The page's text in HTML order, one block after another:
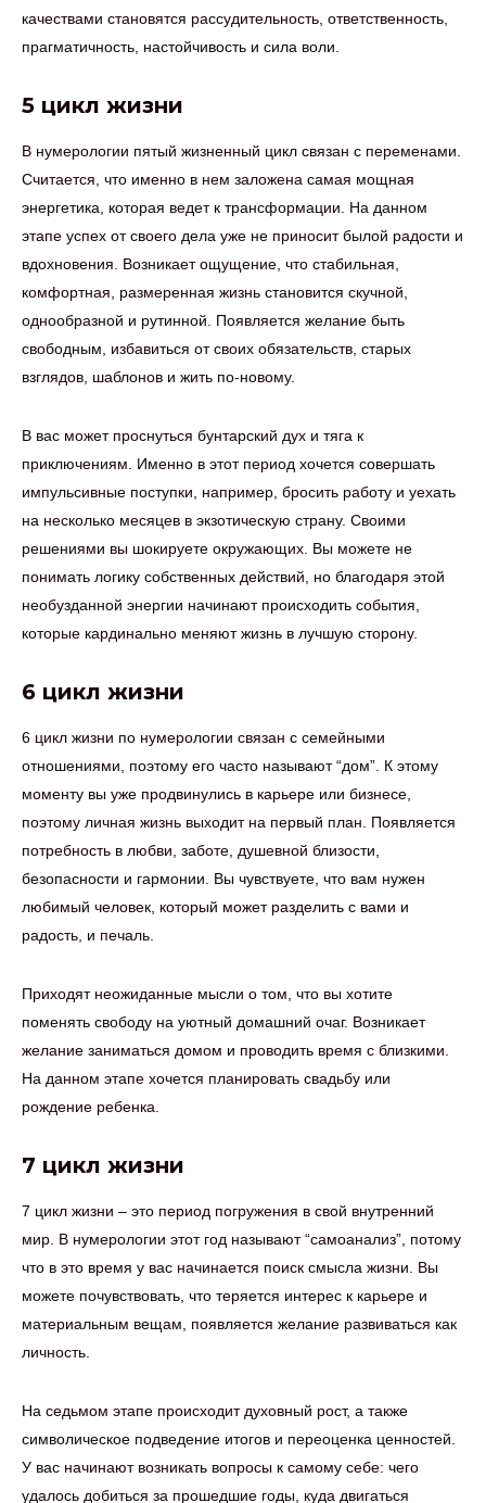
качествами становятся рассудительность, ответственность,
прагматичность, настойчивость и сила воли.
5 цикл жизни
В нумерологии пятый жизненный цикл связан с переменами.
Считается, что именно в нем заложена самая мощная
энергетика, которая ведет к трансформации. На данном
этапе успех от своего дела уже не приносит былой радости и
вдохновения. Возникает ощущение, что стабильная,
комфортная, размеренная жизнь становится скучной,
однообразной и рутинной. Появляется желание быть
свободным, избавиться от своих обязательств, старых
взглядов, шаблонов и жить по-новому.
В вас может проснуться бунтарский дух и тяга к
приключениям. Именно в этот период хочется совершать
импульсивные поступки, например, бросить работу и уехать
на несколько месяцев в экзотическую страну. Своими
решениями вы шокируете окружающих. Вы можете не
понимать логику собственных действий, но благодаря этой
необузданной энергии начинают происходить события,
которые кардинально меняют жизнь в лучшую сторону.
6 цикл жизни
6 цикл жизни по нумерологии связан с семейными
отношениями, поэтому его часто называют “дом”. К этому
моменту вы уже продвинулись в карьере или бизнесе,
поэтому личная жизнь выходит на первый план. Появляется
потребность в любви, заботе, душевной близости,
безопасности и гармонии. Вы чувствуете, что вам нужен
любимый человек, который может разделить с вами и
радость, и печаль.
Приходят неожиданные мысли о том, что вы хотите
поменять свободу на уютный домашний очаг. Возникает
желание заниматься домом и проводить время с близкими.
На данном этапе хочется планировать свадьбу или
рождение ребенка.
7 цикл жизни
7 цикл жизни – это период погружения в свой внутренний
мир. В нумерологии этот год называют “самоанализ”, потому
что в это время у вас начинается поиск смысла жизни. Вы
можете почувствовать, что теряется интерес к карьере и
материальным вещам, появляется желание развиваться как
личность.
На седьмом этапе происходит духовный рост, а также
символическое подведение итогов и переоценка ценностей.
У вас начинают возникать вопросы к самому себе: чего
удалось добиться за прошедшие годы, куда двигаться